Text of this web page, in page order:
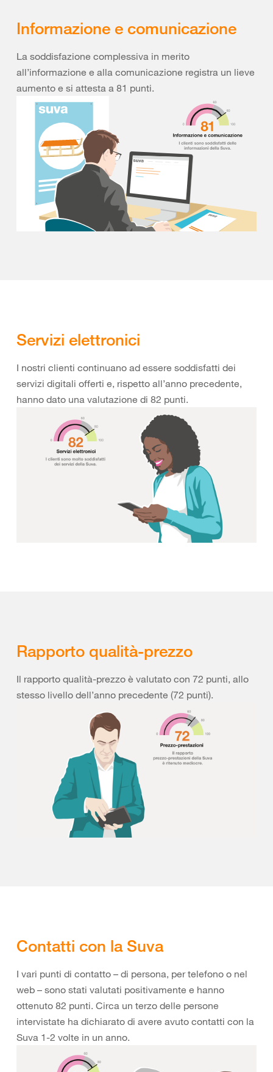
Informazione e comunicazione
La soddisfazione complessiva in merito
all’informazione e alla comunicazione registra un lieve
aumento e si attesta a 81 punti.
Servizi elettronici
I nostri clienti continuano ad essere soddisfatti dei
servizi digitali offerti e, rispetto all’anno precedente,
hanno dato una valutazione di 82 punti.
Rapporto qualità-prezzo
Il rapporto qualità-prezzo è valutato con 72 punti, allo
stesso livello dell’anno precedente (72 punti).
Contatti con la Suva
I vari punti di contatto – di persona, per telefono o nel
web – sono stati valutati positivamente e hanno
ottenuto 82 punti. Circa un terzo delle persone
intervistate ha dichiarato di avere avuto contatti con la
Suva 1-2 volte in un anno.